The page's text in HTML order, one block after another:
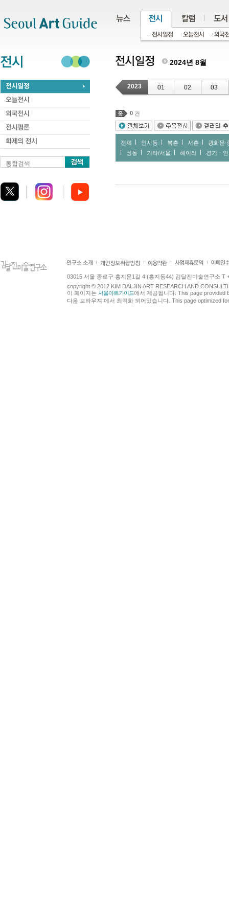
통합검색
2024년 8월
2023 01 02 03
0 건
전체 인사동 북촌 서촌
광화문∙
성동
기타/서울 헤이리 경기ㆍ
03015 서울 종로구 홍지문1길 4 (홍지동44) 김달진미술연구소 T
copyright © 2012 KIM DALJIN ART RESEARCH AND
이 페이지는 서울아트가이드에서 제공됩니다. This page provided
다음 브라우져 에서 최적화 되어있습니다. This page optimized